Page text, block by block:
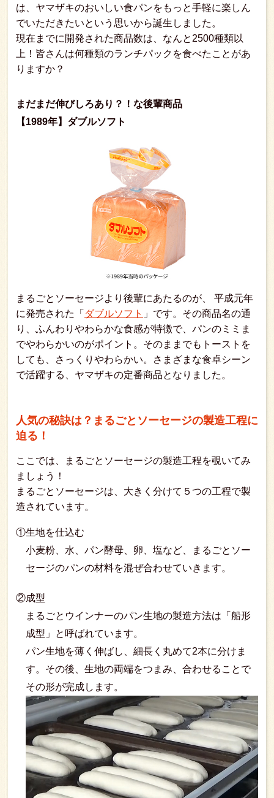
は、ヤマザキのおいしい食パンをもっと手軽に楽しん
でいただきたいという思いから誕生しました。
現在までに開発された商品数は、なんと2500種類以
上！皆さんは何種類のランチパックを食べたことがあ
りますか？
まだまだ伸びしろあり？！な後輩商品
【1989年】ダブルソフト
まるごとソーセージより後輩にあたるのが、 平成元年
に発売された「 ダブルソフト 」です。その商品名の通
り、ふんわりやわらかな食感が特徴で、パンのミミま
でやわらかいのがポイント。そのままでもトーストを
しても、さっくりやわらかい。さまざまな食卓シーン
で活躍する、ヤマザキの定番商品となりました。
人気の秘訣は？まるごとソーセージの製造工程に
迫る！
ここでは、まるごとソーセージの製造工程を覗いてみ
ましょう！
まるごとソーセージは、大きく分けて５つの工程で製
造されています。
①生地を仕込む
小麦粉、水、パン酵母、卵、塩など、まるごとソー
セージのパンの材料を混ぜ合わせていきます。
②成型
まるごとウインナーのパン生地の製造方法は「船形
成型」と呼ばれています。
パン生地を薄く伸ばし、細長く丸めて2本に分けま
す。その後、生地の両端をつまみ、合わせることで
その形が完成します。